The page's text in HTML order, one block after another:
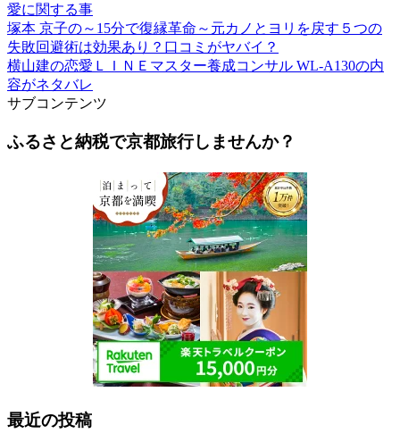
愛に関する事
塚本 京子の～15分で復縁革命～元カノとヨリを戻す５つの
失敗回避術は効果あり？口コミがヤバイ？
横山建の恋愛ＬＩＮＥマスター養成コンサル WL-A130の内
容がネタバレ
サブコンテンツ
ふるさと納税で京都旅行しませんか？
最近の投稿